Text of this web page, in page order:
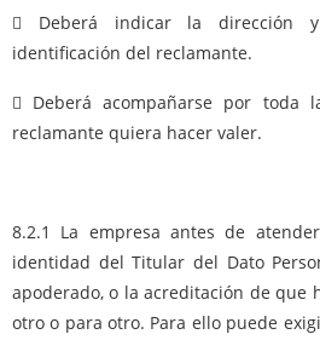
 Deberá indicar la dirección
identificación del reclamante.
 Deberá acompañarse por toda
reclamante quiera hacer valer.
8.2.1 La empresa antes de
identidad del Titular del Dato
apoderado, o la acreditación de que
otro o para otro. Para ello puede